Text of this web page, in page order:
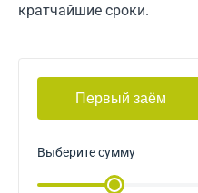
кратчайшие сроки.
Первый заём
Выберите сумму